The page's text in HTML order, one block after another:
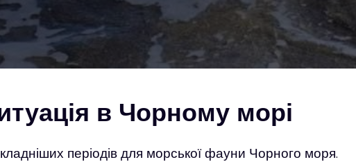
в Чорному морі
періодів для морської фауни Чорного моря.